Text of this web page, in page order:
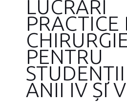
LUCRĂRI
PRACTICE
PENTRU
ANII IV ȘI V